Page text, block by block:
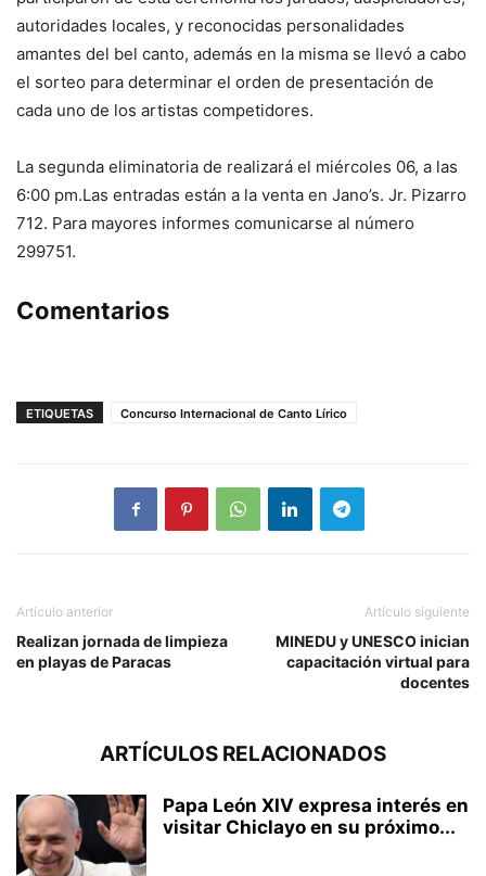
autoridades locales, y reconocidas personalidades
amantes del bel canto, además en la misma se llevó a cabo
el sorteo para determinar el orden de presentación de
cada uno de los artistas competidores.
La segunda eliminatoria de realizará el miércoles 06, a las
6:00 pm.Las entradas están a la venta en Jano’s. Jr. Pizarro
712. Para mayores informes comunicarse al número
299751.
Comentarios
ETIQUETAS Concurso Internacional de Canto Lírico
Artículo anterior
Realizan jornada de limpieza
en playas de Paracas
Artículo siguiente
MINEDU y UNESCO inician
capacitación virtual para
docentes
ARTÍCULOS RELACIONADOS
Papa León XIV expresa interés en
visitar Chiclayo en su próximo...